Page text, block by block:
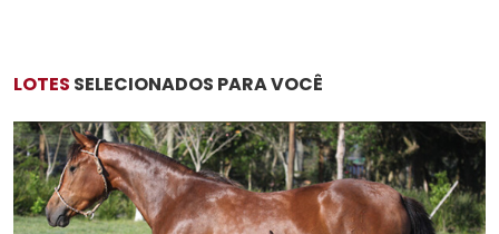
LOTES SELECIONADOS PARA VOCÊ